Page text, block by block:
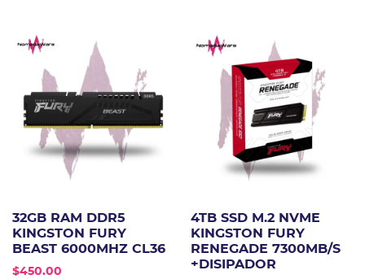
32GB RAM DDR5
KINGSTON FURY
BEAST 6000MHZ CL36
$450.00
4TB SSD M.2 NVME
KINGSTON FURY
RENEGADE 7300MB/S
+DISIPADOR